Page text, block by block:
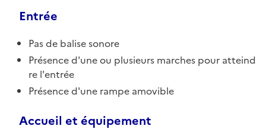
Entrée
Pas de balise sonore
Présence d'une ou plusieurs marches pour atteind
re l'entrée
Présence d'une rampe amovible
Accueil et équipement